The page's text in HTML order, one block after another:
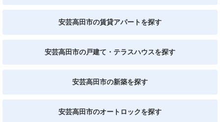
安芸高田市の賃貸アパートを探す
安芸高田市の戸建て・テラスハウスを探す
安芸高田市の新築を探す
安芸高田市のオートロックを探す